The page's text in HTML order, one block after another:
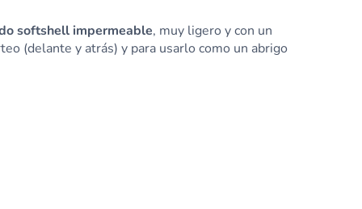
softshell impermeable, muy ligero y con un
(delante y atrás) y para usarlo como un abrigo